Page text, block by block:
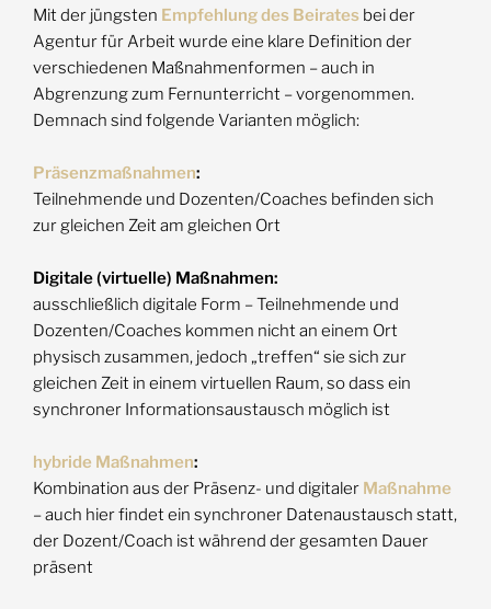
Mit der jüngsten Empfehlung des Beirates bei der
Agentur für Arbeit wurde eine klare Definition der
verschiedenen Maßnahmenformen – auch in
Abgrenzung zum Fernunterricht – vorgenommen.
Demnach sind folgende Varianten möglich:
Präsenzmaßnahmen:
Teilnehmende und Dozenten/Coaches befinden sich
zur gleichen Zeit am gleichen Ort
Digitale (virtuelle) Maßnahmen:
ausschließlich digitale Form – Teilnehmende und
Dozenten/Coaches kommen nicht an einem Ort
physisch zusammen, jedoch „treffen“ sie sich zur
gleichen Zeit in einem virtuellen Raum, so dass ein
synchroner Informationsaustausch möglich ist
hybride Maßnahmen:
Kombination aus der Präsenz- und digitaler Maßnahme
– auch hier findet ein synchroner Datenaustausch statt,
der Dozent/Coach ist während der gesamten Dauer
präsent